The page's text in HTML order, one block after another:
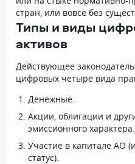
стран, или вовсе без
Типы и виды
активов
Действующее
цифровых четыре вида
Денежные.
Акции, облигации и
эмиссионного характера.
Участие в капитале АО
статус).